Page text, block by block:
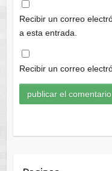
Recibir un correo
a esta entrada.
Recibir un correo